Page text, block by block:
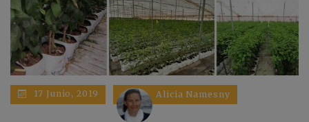
17 Junio, 2019 Alicia Namesny